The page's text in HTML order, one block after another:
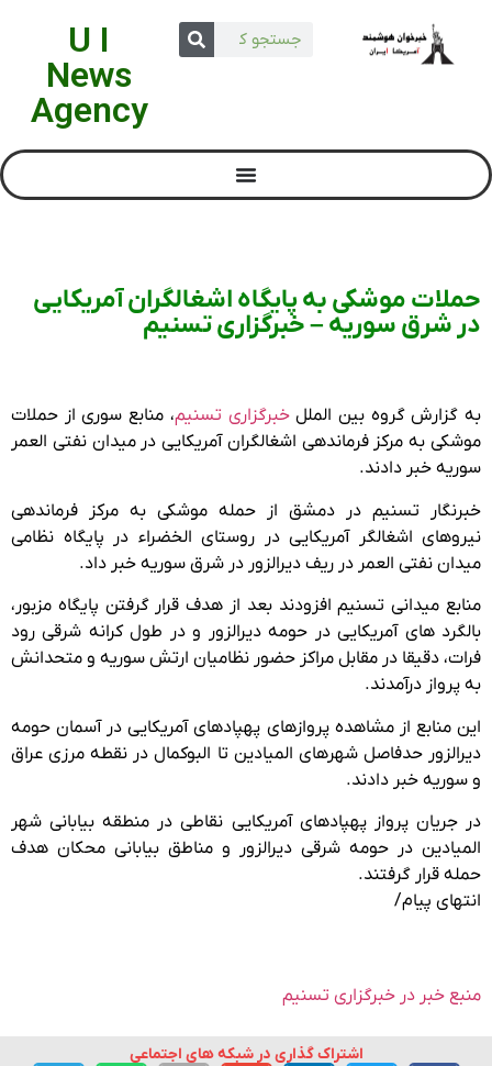
U I
News
Agency
حملات موشکی به پایگاه اشغالگران آمریکایی
در شرق سوریه – خبرگزاری تسنیم
به گزارش گروه بین المللخبرگزاری تسنیم، منابع سوری از حملات
موشکی به مرکز فرماندهی اشغالگران آمریکایی در میدان نفتی العمر
سوریه خبر دادند.
خبرنگار تسنیم در دمشق از حمله موشکی به مرکز فرماندهی
نیروهای اشغالگر آمریکایی در روستای الخضراء در پایگاه نظامی
میدان نفتی العمر در ریف دیرالزور در شرق سوریه خبر داد.
منابع میدانی تسنیم افزودند بعد از هدف قرار گرفتن پایگاه مزبور،
بالگرد های آمریکایی در حومه دیرالزور و در طول کرانه شرقی رود
فرات، دقیقا در مقابل مراکز حضور نظامیان ارتش سوریه و متحدانش
به پرواز درآمدند.
این منابع از مشاهده پروازهای پهپادهای آمریکایی در آسمان حومه
دیرالزور حدفاصل شهرهای المیادین تا البوکمال در نقطه مرزی عراق
و سوریه خبر دادند.
در جریان پرواز پهپادهای آمریکایی نقاطی در منطقه بیابانی شهر
المیادین در حومه شرقی دیرالزور و مناطق بیابانی محکان هدف
حمله قرار گرفتند.
انتهای پیام/
منبع خبر در خبرگزاری تسنیم
اشتراک گذاری در شبکه های اجتماعی